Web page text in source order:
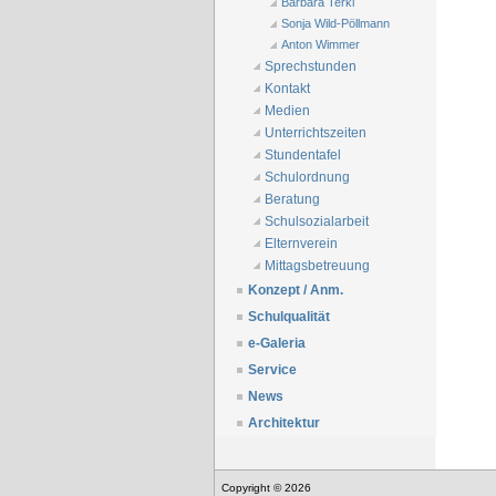
Barbara Terkl
Sonja Wild-Pöllmann
Anton Wimmer
Sprechstunden
Kontakt
Medien
Unterrichtszeiten
Stundentafel
Schulordnung
Beratung
Schulsozialarbeit
Elternverein
Mittagsbetreuung
Konzept / Anm.
Schulqualität
e-Galeria
Service
News
Architektur
Copyright © 2026